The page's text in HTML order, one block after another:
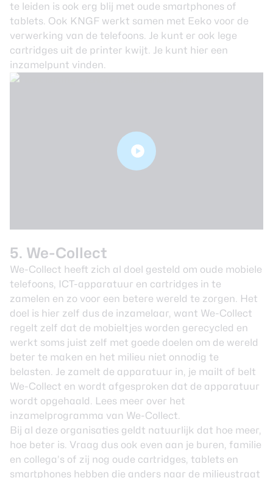
te leiden is ook erg blij met oude smartphones of
tablets. Ook KNGF werkt samen met Eeko voor de
verwerking van de telefoons. Je kunt er ook lege
cartridges uit de printer kwijt. Je kunt hier een
inzamelpunt vinden.
5. We-Collect
We-Collect heeft zich al doel gesteld om oude mobiele
telefoons, ICT-apparatuur en cartridges in te
zamelen en zo voor een betere wereld te zorgen. Het
doel is hier zelf dus de inzamelaar, want We-Collect
regelt zelf dat de mobieltjes worden gerecycled en
werkt soms juist zelf met goede doelen om de wereld
beter te maken en het milieu niet onnodig te
belasten. Je zamelt de apparatuur in, je mailt of belt
We-Collect en wordt afgesproken dat de apparatuur
wordt opgehaald. Lees meer over het
inzamelprogramma van We-Collect.
Bij al deze organisaties geldt natuurlijk dat hoe meer,
hoe beter is. Vraag dus ook even aan je buren, familie
en collega’s of zij nog oude cartridges, tablets en
smartphones hebben die anders naar de milieustraat